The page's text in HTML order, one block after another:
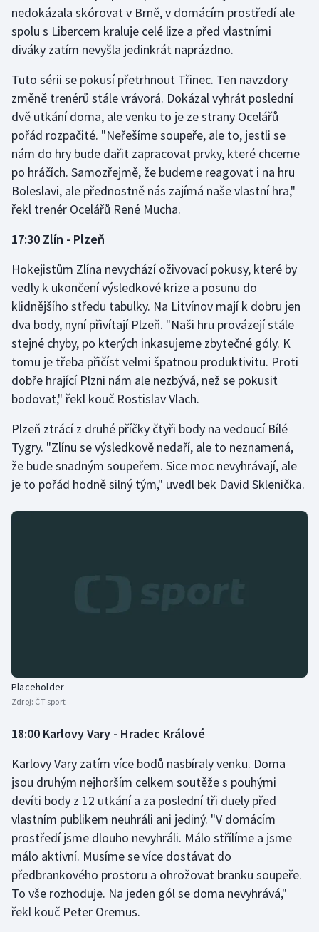
nedokázala skórovat v Brně, v domácím prostředí ale
spolu s Libercem kraluje celé lize a před vlastními
diváky zatím nevyšla jedinkrát naprázdno.
Tuto sérii se pokusí přetrhnout Třinec. Ten navzdory
změně trenérů stále vrávorá. Dokázal vyhrát poslední
dvě utkání doma, ale venku to je ze strany Ocelářů
pořád rozpačité. "Neřešíme soupeře, ale to, jestli se
nám do hry bude dařit zapracovat prvky, které chceme
po hráčích. Samozřejmě, že budeme reagovat i na hru
Boleslavi, ale přednostně nás zajímá naše vlastní hra,"
řekl trenér Ocelářů René Mucha.
17:30 Zlín - Plzeň
Hokejistům Zlína nevychází oživovací pokusy, které by
vedly k ukončení výsledkové krize a posunu do
klidnějšího středu tabulky. Na Litvínov mají k dobru jen
dva body, nyní přivítají Plzeň. "Naši hru provázejí stále
stejné chyby, po kterých inkasujeme zbytečné góly. K
tomu je třeba přičíst velmi špatnou produktivitu. Proti
dobře hrající Plzni nám ale nezbývá, než se pokusit
bodovat," řekl kouč Rostislav Vlach.
Plzeň ztrácí z druhé příčky čtyři body na vedoucí Bílé
Tygry. "Zlínu se výsledkově nedaří, ale to neznamená,
že bude snadným soupeřem. Sice moc nevyhrávají, ale
je to pořád hodně silný tým," uvedl bek David Sklenička.
Placeholder
Zdroj: ČT sport
18:00 Karlovy Vary - Hradec Králové
Karlovy Vary zatím více bodů nasbíraly venku. Doma
jsou druhým nejhorším celkem soutěže s pouhými
devíti body z 12 utkání a za poslední tři duely před
vlastním publikem neuhráli ani jediný. "V domácím
prostředí jsme dlouho nevyhráli. Málo střílíme a jsme
málo aktivní. Musíme se více dostávat do
předbrankového prostoru a ohrožovat branku soupeře.
To vše rozhoduje. Na jeden gól se doma nevyhrává,"
řekl kouč Peter Oremus.